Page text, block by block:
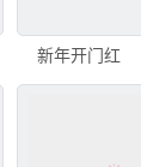
新年开门红